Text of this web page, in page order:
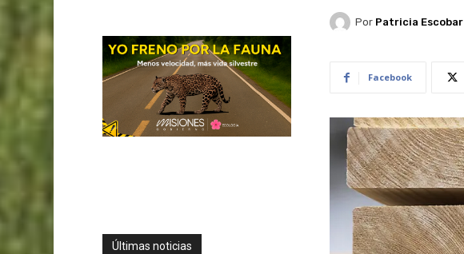
Últimas noticias
Por Patricia Escobar
Facebook